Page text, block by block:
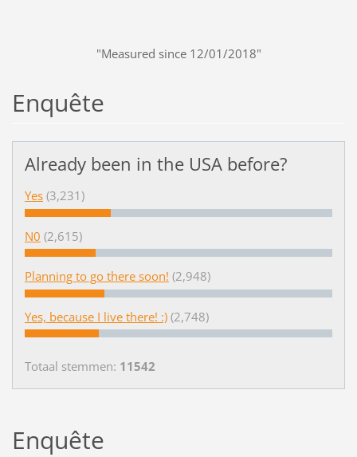
"Measured since 12/01/2018"
Enquête
Already been in the USA before?
Yes (3,231)
N0 (2,615)
Planning to go there soon! (2,948)
Yes, because I live there! :) (2,748)
Totaal stemmen: 11542
Enquête